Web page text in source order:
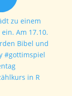
in R